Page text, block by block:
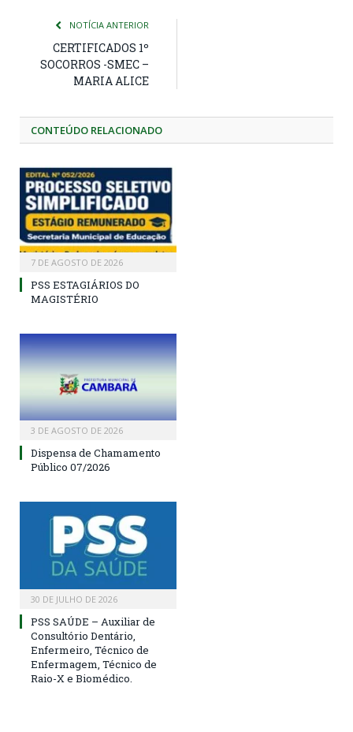
NOTÍCIA ANTERIOR
CERTIFICADOS 1º
SOCORROS -SMEC –
MARIA ALICE
CONTEÚDO RELACIONADO
7 DE AGOSTO DE 2026
PSS ESTAGIÁRIOS DO
MAGISTÉRIO
3 DE AGOSTO DE 2026
Dispensa de Chamamento
Público 07/2026
30 DE JULHO DE 2026
PSS SAÚDE – Auxiliar de
Consultório Dentário,
Enfermeiro, Técnico de
Enfermagem, Técnico de
Raio-X e Biomédico.